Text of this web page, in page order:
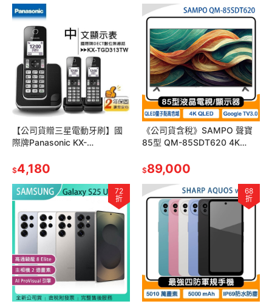
【公司貨贈三星電動牙刷】國
際牌Panasonic KX-
話(KX-TGD313)
$4,180
《公司貨含稅》SAMPO 聲寶
85型 QM-85SDT620 4K
$89,000
72
折
68
折